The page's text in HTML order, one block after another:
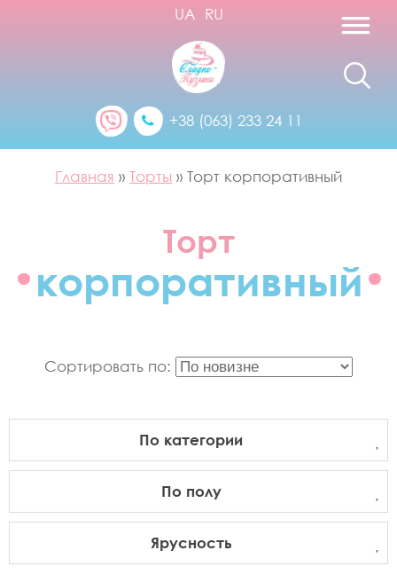
+38 (063) 233 24 11
UA RU
Главная » Торты » Торт корпоративный
Торт
корпоративный
Сортировать по:
По категории
По полу
Ярусность